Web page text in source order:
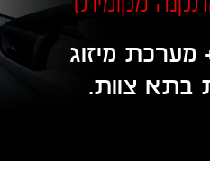
מיזוג
בתא צוות.